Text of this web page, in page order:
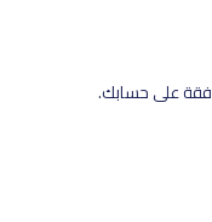
على حسابك.